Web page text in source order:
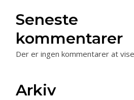
Seneste
kommentarer
Der er ingen kommentarer at
Arkiv